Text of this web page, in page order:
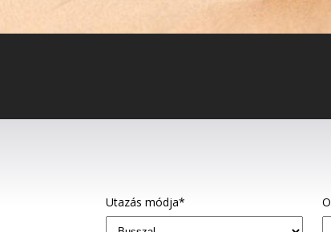
Utazás módja*